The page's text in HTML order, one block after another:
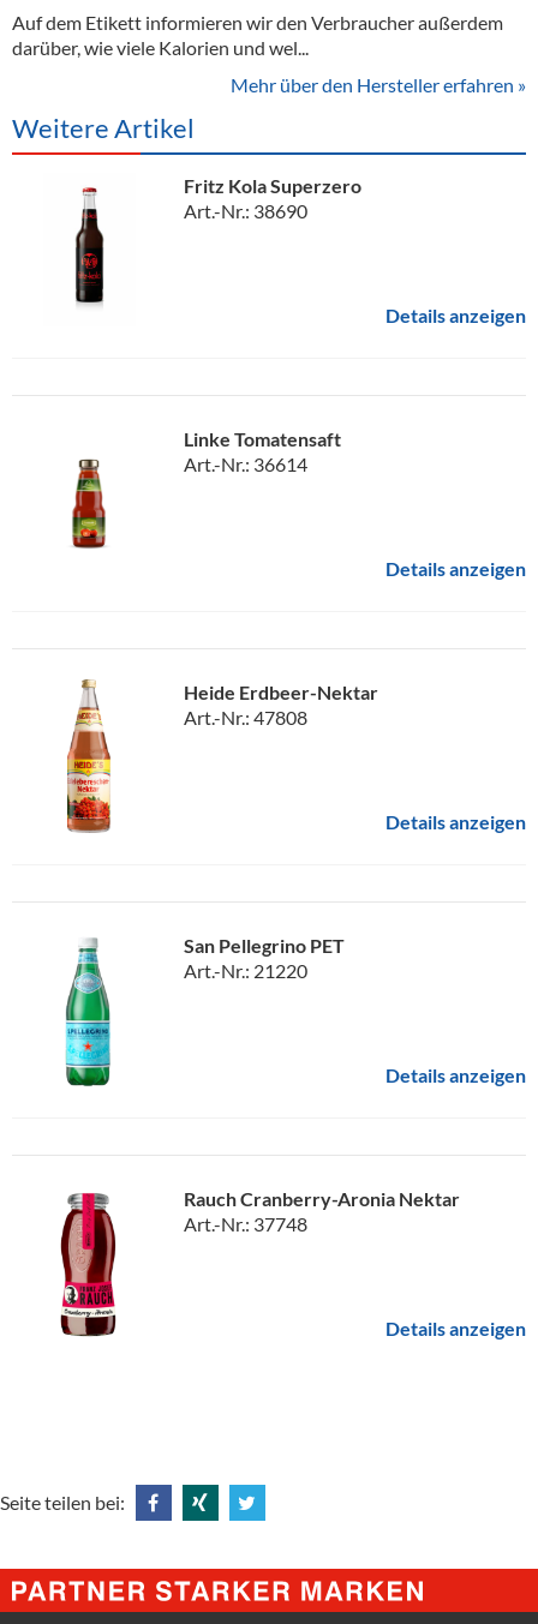
Auf dem Etikett informieren wir den Verbraucher außerdem
darüber, wie viele Kalorien und wel...
Mehr über den Hersteller erfahren »
Weitere Artikel
Fritz Kola Superzero
Art.-Nr.: 38690
Details anzeigen
Linke Tomatensaft
Art.-Nr.: 36614
Details anzeigen
Heide Erdbeer-Nektar
Art.-Nr.: 47808
Details anzeigen
San Pellegrino PET
Art.-Nr.: 21220
Details anzeigen
Rauch Cranberry-Aronia Nektar
Art.-Nr.: 37748
Details anzeigen
Seite teilen bei:
@
Facebook
@
Xing
@
Twitter